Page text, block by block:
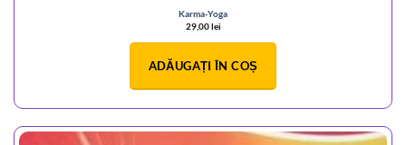
Karma-Yoga
29,00lei
ADĂUGAȚI ÎN COȘ